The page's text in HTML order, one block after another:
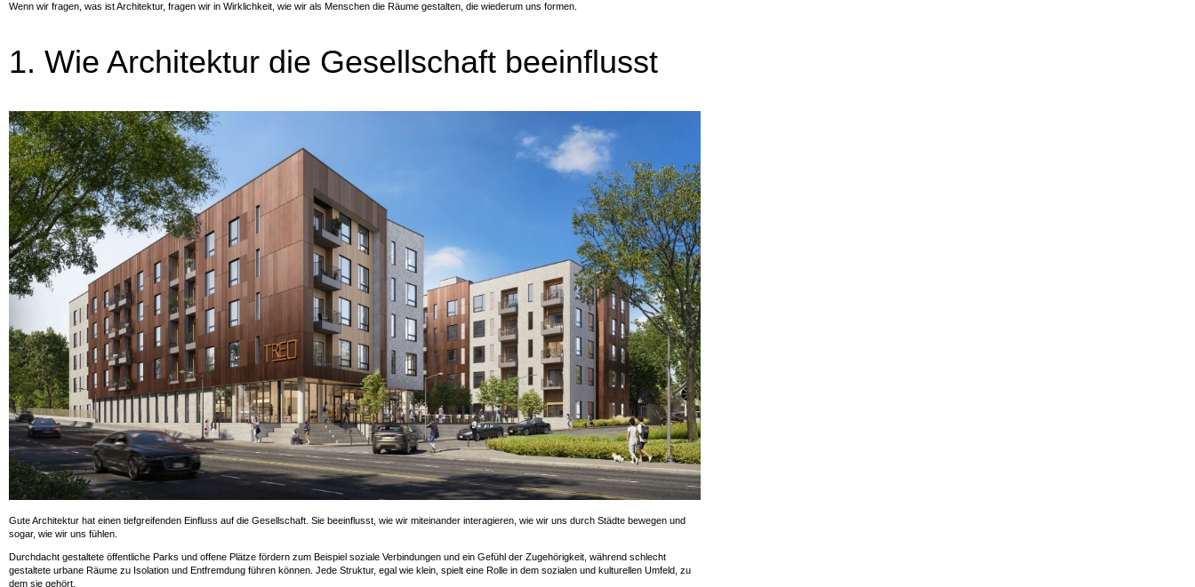
Wenn wir fragen, was ist Architektur, fragen wir in Wirklichkeit, wie wir als Menschen die Räume gestalten, die wiederum uns formen.
1. Wie Architektur die Gesellschaft beeinflusst
Gute Architektur hat einen tiefgreifenden Einfluss auf die Gesellschaft. Sie beeinflusst, wie wir miteinander interagieren, wie wir uns durch Städte bewegen und
sogar, wie wir uns fühlen.
Durchdacht gestaltete öffentliche Parks und offene Plätze fördern zum Beispiel soziale Verbindungen und ein Gefühl der Zugehörigkeit, während schlecht
gestaltete urbane Räume zu Isolation und Entfremdung führen können. Jede Struktur, egal wie klein, spielt eine Rolle in dem sozialen und kulturellen Umfeld, zu
dem sie gehört.